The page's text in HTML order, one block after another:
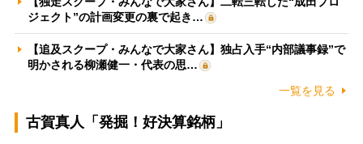
ジェクト”の計画変更の裏で起き…
【追及スクープ・みんなで大家さん】独占入手“内部議事録”で
明かされる柳瀬健一・代表の思…
一覧を見る
古賀真人「発掘！好決算銘柄」